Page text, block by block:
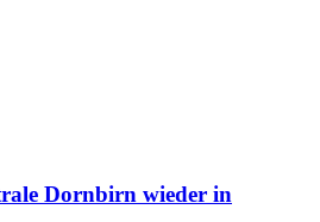
Dornbirn wieder in